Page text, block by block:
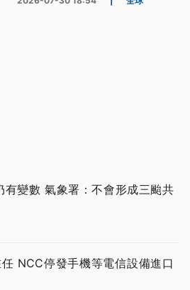
有變數 氣象署：不會形成三颱共
NCC停發手機等電信設備進口